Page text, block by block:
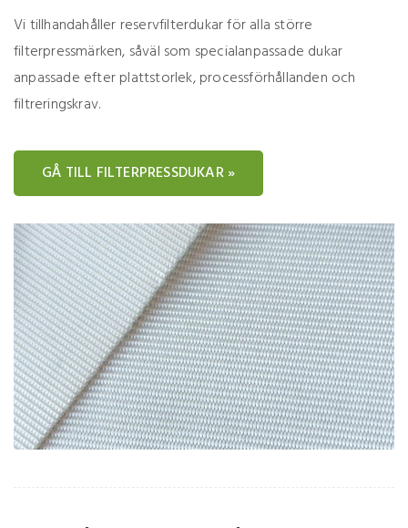
Vi tillhandahåller reservfilterdukar för alla större
filterpressmärken, såväl som specialanpassade dukar
anpassade efter plattstorlek, processförhållanden och
filtreringskrav.
GÅ TILL FILTERPRESSDUKAR »